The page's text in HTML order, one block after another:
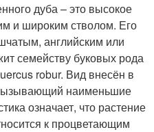
дуба – это высокое
и широким стволом. Его
английским или
семейству буковых рода
robur. Вид внесён в
наименьшие
означает, что растение
к процветающим